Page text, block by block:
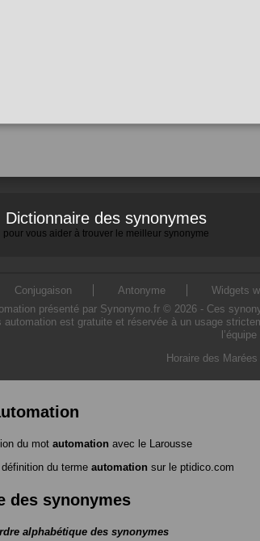
Dictionnaire des synonymes
pour vous aider à trouver le meilleur synonyme
Conjugaison Antonyme Widgets
présenté par Synonymo.fr © 2026 - Ces
automation est gratuite et réservée à un usage
Horaire des Marées
du mot automation avec le Larousse
du terme automation sur le ptidico.com
des synonymes
alphabétique des synonymes